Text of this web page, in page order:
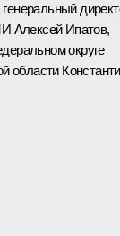
Алексей Ипатов,
округе
области